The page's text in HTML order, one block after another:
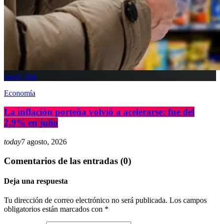
insert_link
Economía
La inflación porteña volvió a acelerarse: fue del
2,9% en julio
today7 agosto, 2026
Comentarios de las entradas (0)
Deja una respuesta
Tu dirección de correo electrónico no será publicada. Los campos
obligatorios están marcados con *